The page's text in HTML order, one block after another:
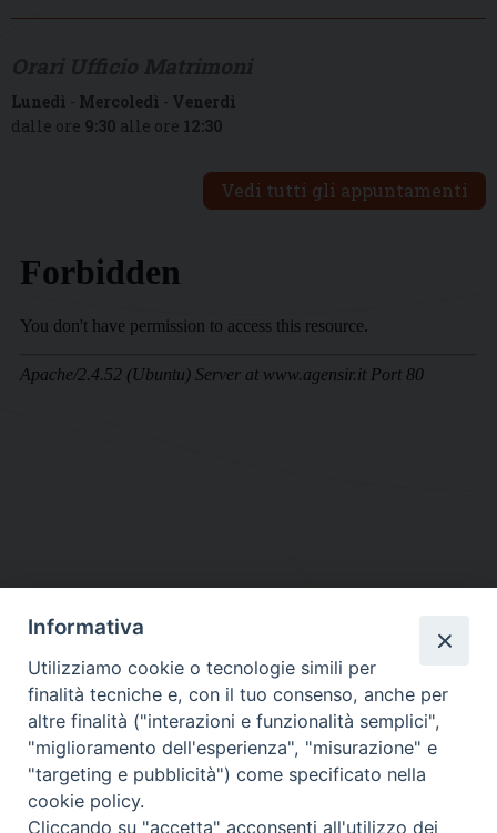
Lunedì - Mercoledì - Venerdì
dalle ore 9:30 alle ore 12:30
Vedi tutti gli appuntamenti
DIOCESI SUBURBICARIA DI ALBANO
Contatti:Tel.: 06.93268401 - Fax.: 06.9323844
E-mail:curia@diocesidialbano.it
Orari: dal Lunedì al Venerdì Ore: 9:00 - 13:00
Informativa
Utilizziamo cookie o tecnologie simili per
finalità tecniche e, con il tuo consenso, anche per
altre finalità ("interazioni e funzionalità semplici",
"miglioramento dell'esperienza", "misurazione" e
"targeting e pubblicità") come specificato nella
cookie policy.
Cliccando su "accetta" acconsenti all'utilizzo dei